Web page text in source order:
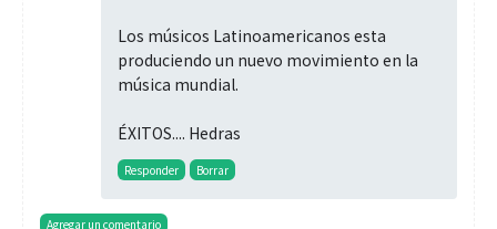
Los músicos Latinoamericanos esta
produciendo un nuevo movimiento en la
música mundial.
ÉXITOS.... Hedras
Responder Borrar
Agregar un comentario